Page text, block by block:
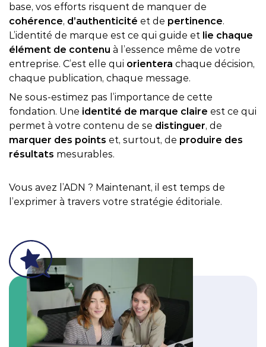
base, vos efforts risquent de manquer de
cohérence, d’authenticité et de pertinence.
L’identité de marque est ce qui guide et lie chaque
élément de contenu à l’essence même de votre
entreprise. C’est elle qui orientera chaque décision,
chaque publication, chaque message.
Ne sous-estimez pas l’importance de cette
fondation. Une identité de marque claire est ce qui
permet à votre contenu de se distinguer, de
marquer des points et, surtout, de produire des
résultats mesurables.
Vous avez l’ADN ? Maintenant, il est temps de
l’exprimer à travers votre stratégie éditoriale.